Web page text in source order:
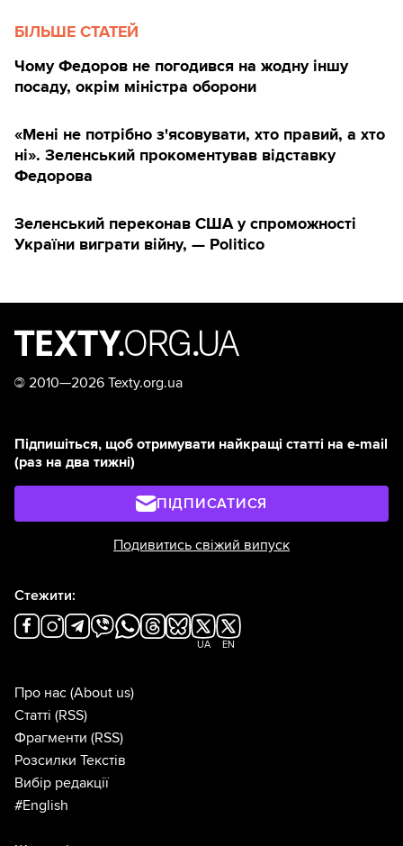
БІЛЬШЕ СТАТЕЙ
Чому Федоров не погодився на жодну іншу
посаду, окрім міністра оборони
«Мені не потрібно з'ясовувати, хто правий, а хто
ні». Зеленський прокоментував відставку
Федорова
Зеленський переконав США у спроможності
України виграти війну, — Politico
© 2010—2026 Texty.org.ua
Підпишіться, щоб отримувати найкращі статті на e-mail
(раз на два тижні)
ПІДПИСАТИСЯ
Подивитись свіжий випуск
Стежити:
UA EN
Про нас (About us)
Статті (RSS)
Фрагменти (RSS)
Розсилки Текстів
Вибір редакції
#English